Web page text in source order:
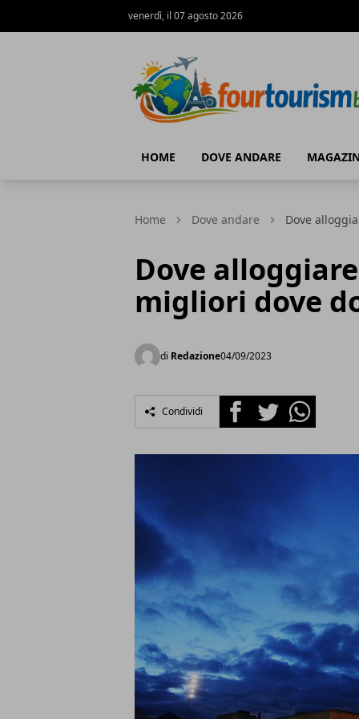
venerdì, il 07 agosto 2026
HOME DOVE ANDARE
Home Dove andare Dove
Dove
migliori dove
di Redazione04/09/2023
Condividi FacebookTwitterWhatsapp